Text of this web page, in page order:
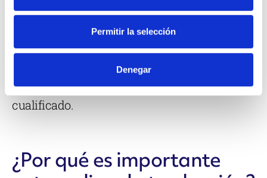
Permitir la selección
Denegar
No obstante, gracias a esto su empresa podrá
reducir costes y mejorar la eficiencia
en muchas ocasiones si no cuenta con
empresas de outsourcing el personal tiene que
hacer frente a tareas para las que no está
cualificado.
¿Por qué es importante